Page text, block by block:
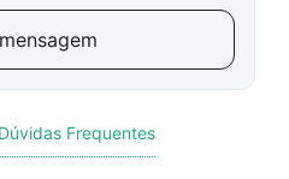
Frequentes